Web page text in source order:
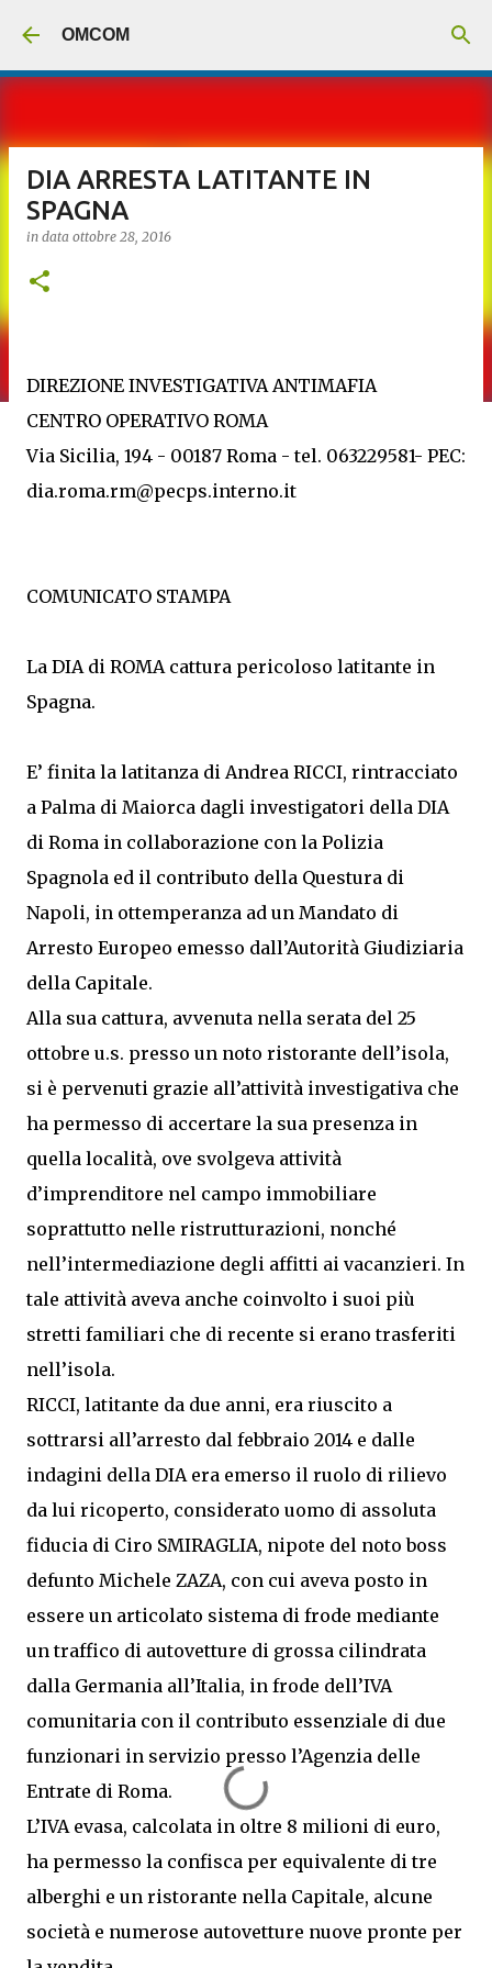
OMCOM
DIA ARRESTA LATITANTE IN
SPAGNA
in data ottobre 28, 2016
DIREZIONE INVESTIGATIVA ANTIMAFIA
CENTRO OPERATIVO ROMA
Via Sicilia, 194 - 00187 Roma - tel. 063229581- PEC:
dia.roma.rm@pecps.interno.it
COMUNICATO STAMPA
La DIA di ROMA cattura pericoloso latitante in
Spagna.
E’ finita la latitanza di Andrea RICCI, rintracciato
a Palma di Maiorca dagli investigatori della DIA
di Roma in collaborazione con la Polizia
Spagnola ed il contributo della Questura di
Napoli, in ottemperanza ad un Mandato di
Arresto Europeo emesso dall’Autorità Giudiziaria
della Capitale.
Alla sua cattura, avvenuta nella serata del 25
ottobre u.s. presso un noto ristorante dell’isola,
si è pervenuti grazie all’attività investigativa che
ha permesso di accertare la sua presenza in
quella località, ove svolgeva attività
d’imprenditore nel campo immobiliare
soprattutto nelle ristrutturazioni, nonché
nell’intermediazione degli affitti ai vacanzieri. In
tale attività aveva anche coinvolto i suoi più
stretti familiari che di recente si erano trasferiti
nell’isola.
RICCI, latitante da due anni, era riuscito a
sottrarsi all’arresto dal febbraio 2014 e dalle
indagini della DIA era emerso il ruolo di rilievo
da lui ricoperto, considerato uomo di assoluta
fiducia di Ciro SMIRAGLIA, nipote del noto boss
defunto Michele ZAZA, con cui aveva posto in
essere un articolato sistema di frode mediante
un traffico di autovetture di grossa cilindrata
dalla Germania all’Italia, in frode dell’IVA
comunitaria con il contributo essenziale di due
funzionari in servizio presso l’Agenzia delle
Entrate di Roma.
L’IVA evasa, calcolata in oltre 8 milioni di euro,
ha permesso la confisca per equivalente di tre
alberghi e un ristorante nella Capitale, alcune
società e numerose autovetture nuove pronte per